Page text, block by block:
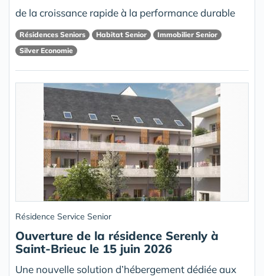
de la croissance rapide à la performance durable
Résidences Seniors Habitat Senior
Immobilier Senior
Silver Economie
Résidence Service Senior
Ouverture de la résidence Serenly à
Saint-Brieuc le 15 juin 2026
Une nouvelle solution d’hébergement dédiée aux